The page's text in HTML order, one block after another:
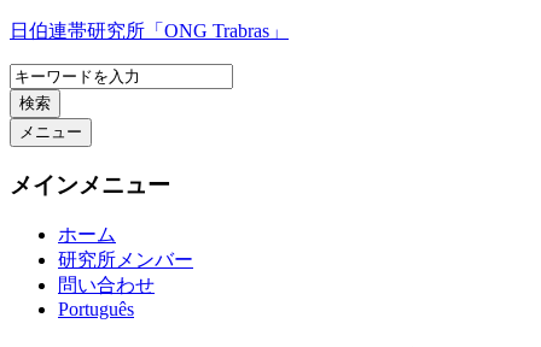
コ
テ
ン
ツ
ス
日伯連帯研究所「ONG Trabras」
検索
メニュー
メインメニュー
ホーム
研究所メンバー
問い合わせ
Português